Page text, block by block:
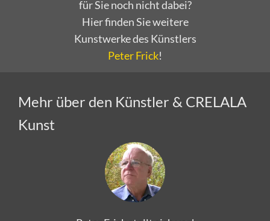
Hier finden Sie weitere
Kunstwerke des Künstlers
Peter Frick!
Kunst